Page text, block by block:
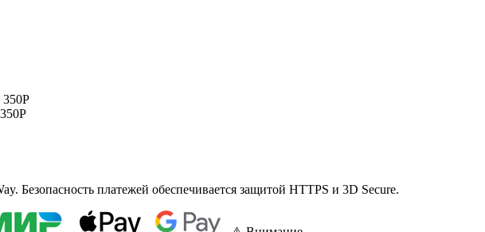
350Р
Безопасность платежей обеспечивается защитой HTTPS и 3D Secure.